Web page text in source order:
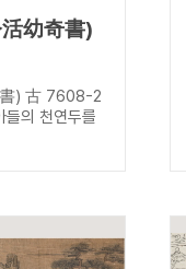
活幼奇書)
) 古 7608-2
의 천연두를